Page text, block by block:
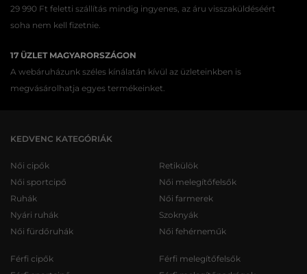
29 990 Ft feletti szállítás mindig ingyenes, az áru visszaküldéséért
soha nem kell fizetnie.
17 ÜZLET MAGYARORSZÁGON
A webáruházunk széles kínálatán kívül az üzleteinkben is
megvásárolhatja egyes termékeinket.
KEDVENC KATEGÓRIÁK
Női cipők
Női sportcipő
Ruhák
Nyári ruhák
Női fürdőruhák
Retikülök
Női melegítőfelsők
Női farmerek
Szoknyák
Női fehérneműk
Férfi cipők
Férfi melegítőfelsők